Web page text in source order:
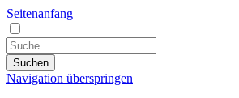
Seitenanfang
Suchen
Navigation überspringen